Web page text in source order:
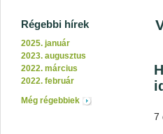
Régebbi hírek
2025. január
2023. augusztus
2022. március
2022. február
Még régebbiek
7